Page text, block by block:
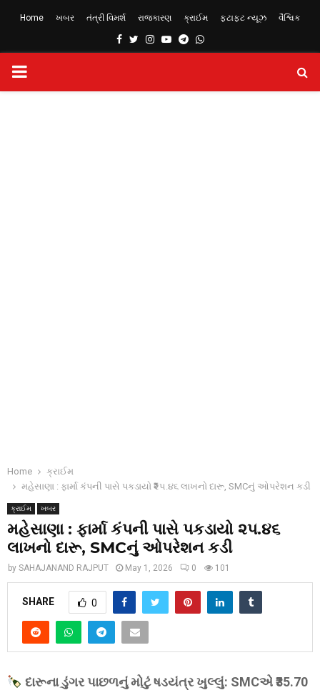
Home ખબર તંત્રી વિમર્શ રાજકારણ ક્રાઈમ ફટાફટ ન્યૂઝ વૈશ્વિક
Facebook
TwitterInstagram
YoutubeTelegram
Whatsapp
PRIMARY
Home
ક્રાઈમ
મહેસાણા : ફાર્મા કંપની પાસે પકડાયો ₹૨૫.૪૬ લાખનો દારૂ, SMCનું ઓપરેશન કડી
ક્રાઈમ ખબર
મહેસાણા : ફાર્મા કંપની પાસે પકડાયો ₹૨૫.૪૬
લાખનો દારૂ, SMCનું ઓપરેશન કડી
by SAHAJANAND RAJPUT May 1, 2026 0 101
SHARE 0
દારૂના ડુંગર પાછળનું મોટું ષડયંત્ર ખુલ્લું: SMCએ ₹35.70